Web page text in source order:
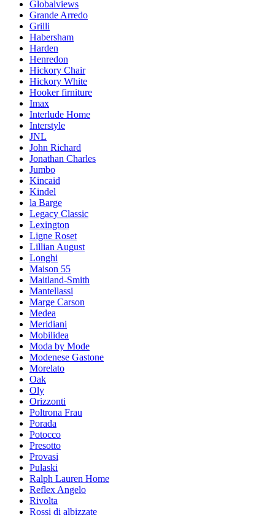
Globalviews
Grande Arredo
Grilli
Habersham
Harden
Henredon
Hickory Chair
Hickory White
Hooker firniture
Imax
Interlude Home
Interstyle
JNL
John Richard
Jonathan Charles
Jumbo
Kincaid
Kindel
la Barge
Legacy Classic
Lexington
Ligne Roset
Lillian August
Longhi
Maison 55
Maitland-Smith
Mantellassi
Marge Carson
Medea
Meridiani
Mobilidea
Moda by Mode
Modenese Gastone
Morelato
Oak
Oly
Orizzonti
Poltrona Frau
Porada
Potocco
Presotto
Provasi
Pulaski
Ralph Lauren Home
Reflex Angelo
Rivolta
Rossi di albizzate